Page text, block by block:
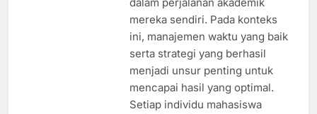
mereka sendiri. Pada konteks
ini, manajemen waktu yang baik
serta strategi yang berhasil
menjadi unsur penting untuk
mencapai hasil yang optimal.
Setiap individu mahasiswa